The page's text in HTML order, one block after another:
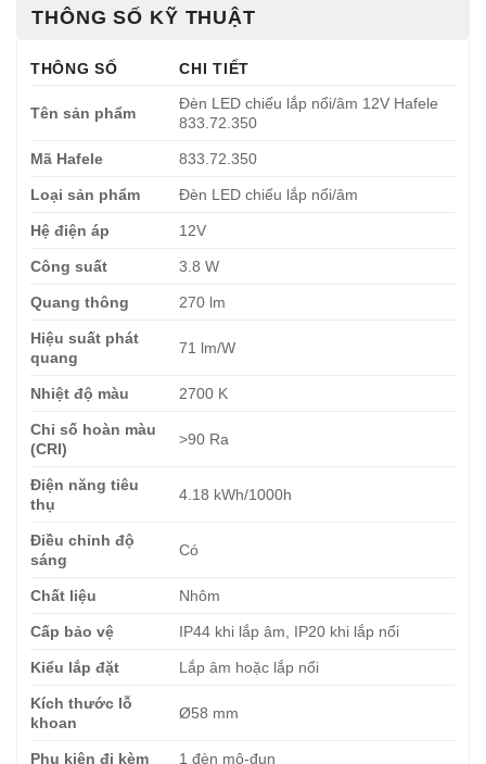
THÔNG SỐ KỸ THUẬT
THÔNG SỐ CHI TIẾT
Tên sản phẩm
Đèn LED chiếu lắp nổi/âm 12V Hafele
833.72.350
Mã Hafele 833.72.350
Loại sản phẩm Đèn LED chiếu lắp nổi/âm
Hệ điện áp 12V
Công suất 3.8 W
Quang thông 270 lm
Hiệu suất phát
quang
71 lm/W
Nhiệt độ màu 2700 K
Chỉ số hoàn màu
(CRI)
>90 Ra
Điện năng tiêu
thụ
4.18 kWh/1000h
Điều chỉnh độ
sáng
Có
Chất liệu Nhôm
Cấp bảo vệ IP44 khi lắp âm, IP20 khi lắp nổi
Kiểu lắp đặt Lắp âm hoặc lắp nổi
Kích thước lỗ
khoan
Ø58 mm
Phụ kiện đi kèm 1 đèn mô-đun